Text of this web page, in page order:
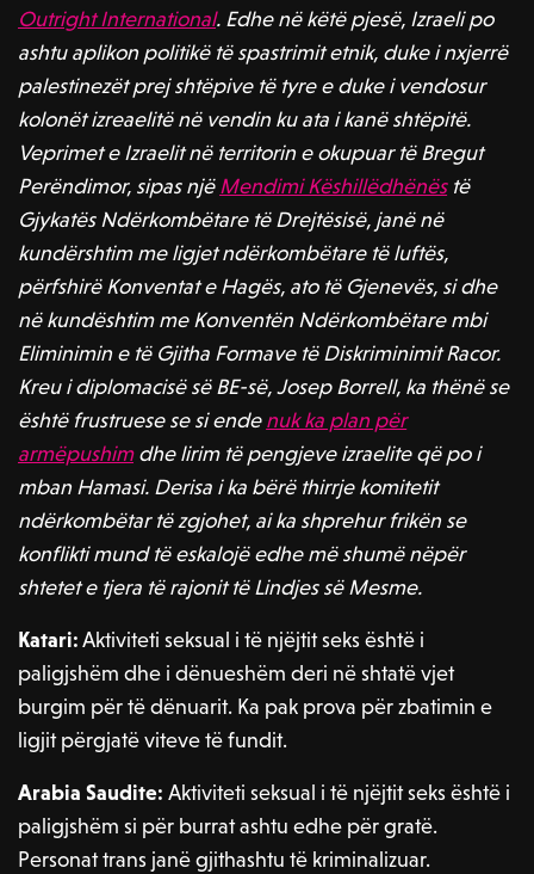
Outright International. Edhe në këtë pjesë, Izraeli po
ashtu aplikon politikë të spastrimit etnik, duke i nxjerrë
palestinezët prej shtëpive të tyre e duke i vendosur
kolonët izreaelitë në vendin ku ata i kanë shtëpitë.
Veprimet e Izraelit në territorin e okupuar të Bregut
Perëndimor, sipas njëMendimi Këshillëdhënëstë
Gjykatës Ndërkombëtare të Drejtësisë, janë në
kundërshtim me ligjet ndërkombëtare të luftës,
përfshirë Konventat e Hagës, ato të Gjenevës, si dhe
në kundështim me Konventën Ndërkombëtare mbi
Eliminimin e të Gjitha Formave të Diskriminimit Racor.
Kreu i diplomacisë së BE-së, Josep Borrell, ka thënë se
është frustruese se si endenuk ka plan për
armëpushimdhe lirim të pengjeve izraelite që po i
mban Hamasi. Derisa i ka bërë thirrje komitetit
ndërkombëtar të zgjohet, ai ka shprehur frikën se
konflikti mund të eskalojë edhe më shumë nëpër
shtetet e tjera të rajonit të Lindjes së Mesme.
Katari:Aktiviteti seksual i të njëjtit seks është i
paligjshëm dhe i dënueshëm deri në shtatë vjet
burgim për të dënuarit. Ka pak prova për zbatimin e
ligjit përgjatë viteve të fundit.
Arabia Saudite:Aktiviteti seksual i të njëjtit seks është i
paligjshëm si për burrat ashtu edhe për gratë.
Personat trans janë gjithashtu të kriminalizuar.